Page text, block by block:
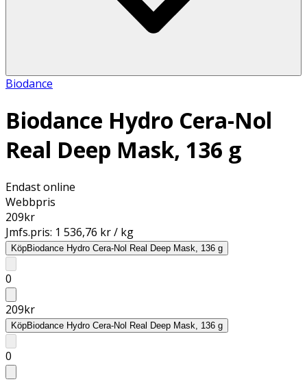
Biodance
Biodance Hydro Cera-Nol
Real Deep Mask, 136 g
Endast online
Webbpris
209kr
Jmfs.pris: 1 536,76 kr / kg
KöpBiodance Hydro Cera-Nol Real Deep Mask, 136 g
0
209kr
KöpBiodance Hydro Cera-Nol Real Deep Mask, 136 g
0